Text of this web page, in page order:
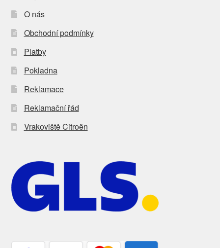
O nás
Obchodní podmínky
Platby
Pokladna
Reklamace
Reklamační řád
Vrakoviště Citroën